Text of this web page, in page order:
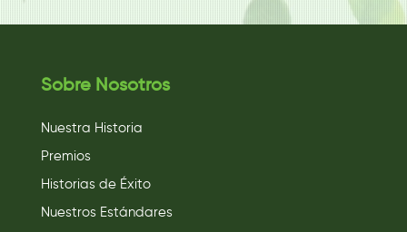
Sobre Nosotros
Nuestra Historia
Premios
Historias de Éxito
Nuestros Estándares